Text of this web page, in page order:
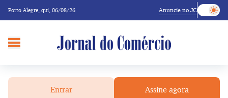
Porto Alegre, qui, 06/08/26 Anuncie no JC
Entrar Assine agora